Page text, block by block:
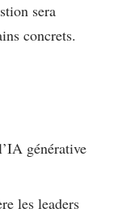
sera
concrets.
générative
les leaders